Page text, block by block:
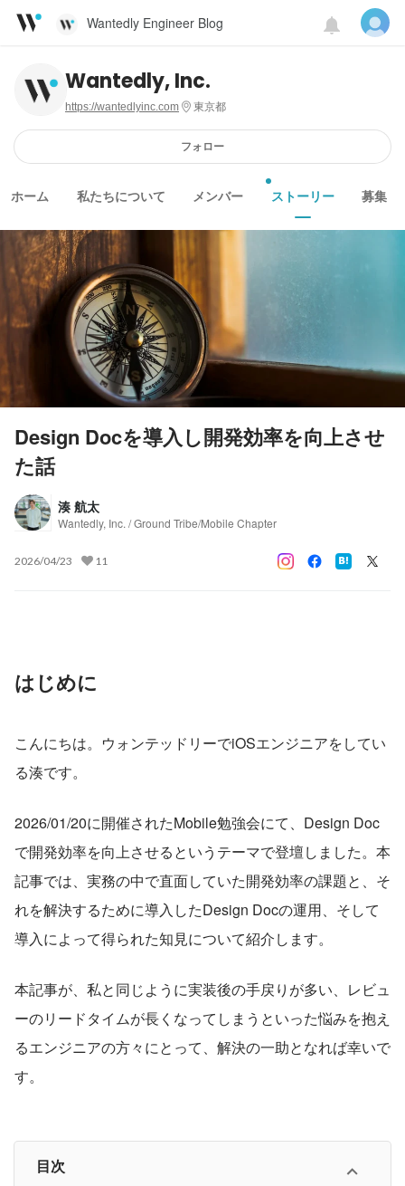
Wantedly Engineer Blog
Wantedly, Inc.
https://wantedlyinc.com 東京都
フォロー
ホーム 私たちについて メンバー ストーリー 募集
Design Docを導入し開発効率を向上させ
た話
湊 航太
Wantedly, Inc. / Ground Tribe/Mobile Chapter
2026/04/23 11
はじめに
こんにちは。ウォンテッドリーでiOSエンジニアをしてい
る湊です。
2026/01/20に開催されたMobile勉強会にて、Design Doc
で開発効率を向上させるというテーマで登壇しました。本
記事では、実務の中で直面していた開発効率の課題と、そ
れを解決するために導入したDesign Docの運用、そして
導入によって得られた知見について紹介します。
本記事が、私と同じように実装後の手戻りが多い、レビュ
ーのリードタイムが長くなってしまうといった悩みを抱え
るエンジニアの方々にとって、解決の一助となれば幸いで
す。
目次